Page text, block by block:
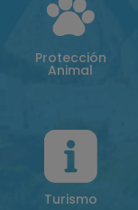
Protección
Animal
Turismo